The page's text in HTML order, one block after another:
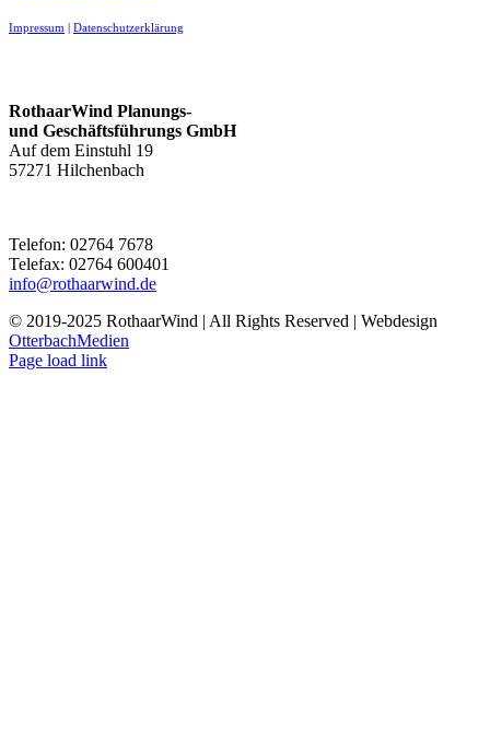
Impressum Datenschutzerklärung
RothaarWind Planungs-
und Geschäftsführungs GmbH
Auf dem Einstuhl 19
57271 Hilchenbach
Telefon: 02764 7678
Telefax: 02764 600401
info@rothaarwind.de
© 2019-2025 RothaarWind | All Rights Reserved | Webdesign
OtterbachMedien
Page load link